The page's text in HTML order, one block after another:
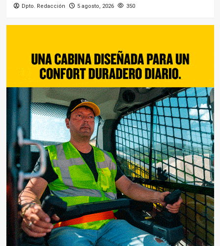
Dpto. Redacción 5 agosto, 2026 350